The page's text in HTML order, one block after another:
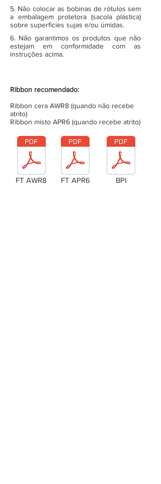
5. Não colocar as bobinas de rótulos sem
a embalagem protetora (sacola plástica)
sobre superfícies sujas e/ou úmidas.
6. Não garantimos os produtos que não
estejam em conformidade com as
instruções acima.
Ribbon recomendado:
Ribbon cera AWR8 (quando não recebe
atrito)
Ribbon misto APR6 (quando recebe atrito)
FT AWR8 FT APR6 BPI